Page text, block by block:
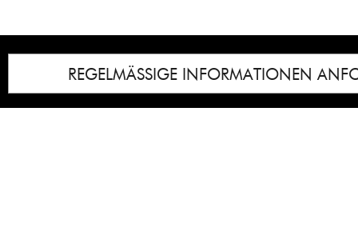
REGELMÄSSIGE INFORMATIONEN